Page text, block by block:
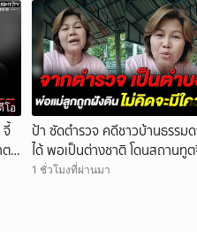
โอ
จี้
ป้า ซัดตำรวจ คดีชาวบ้านธรรม
ได้ พอเป็นต่างชาติ โดนสถานทูต
เลย
1 ชั่วโมงที่ผ่านมา